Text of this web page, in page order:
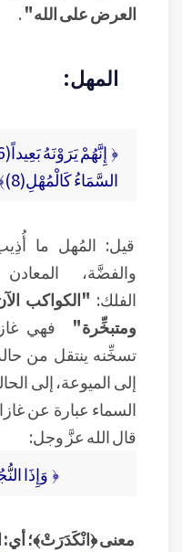
العرض على الله".
المهل:
السَّمَاءُ كَالْمُهْلِ(8)﴾
قيل: المُهل ما
والفضَّة،
الفلك: "الكواكب
ومتبخِّرة"
فهي
تسخِّنه ينتقل من
إلى الميوعة، إلى
السماء عبارة عن
قال الله عزَّ وجل:
﴿ وَإِذَا
معنى ﴿انْكَدَرَتْ﴾؛